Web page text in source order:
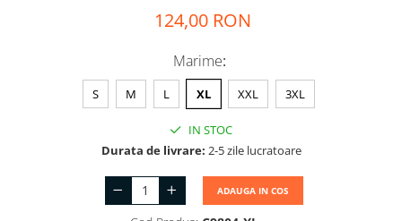
124,00 RON
Marime:
S M L XL XXL 3XL
IN STOC
Durata de livrare: 2-5 zile lucratoare
ADAUGA IN COS